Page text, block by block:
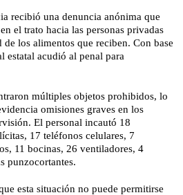
recibió una denuncia anónima que
el trato hacia las personas privadas
los alimentos que reciben. Con base
estatal acudió al penal para
múltiples objetos prohibidos, lo
omisiones graves en los
El personal incautó 18
17 teléfonos celulares, 7
11 bocinas, 26 ventiladores, 4
punzocortantes.
esta situación no puede permitirse